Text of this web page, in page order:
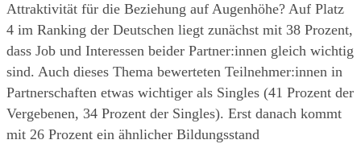
Attraktivität für die Beziehung auf Augenhöhe? Auf Platz
4 im Ranking der Deutschen liegt zunächst mit 38 Prozent,
dass Job und Interessen beider Partner:innen gleich wichtig
sind. Auch dieses Thema bewerteten Teilnehmer:innen in
Partnerschaften etwas wichtiger als Singles (41 Prozent der
Vergebenen, 34 Prozent der Singles). Erst danach kommt
mit 26 Prozent ein ähnlicher Bildungsstand